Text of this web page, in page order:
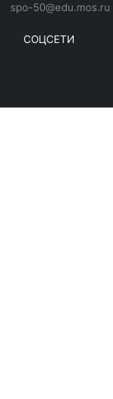
spo-50@edu.mos.ru
СОЦСЕТИ